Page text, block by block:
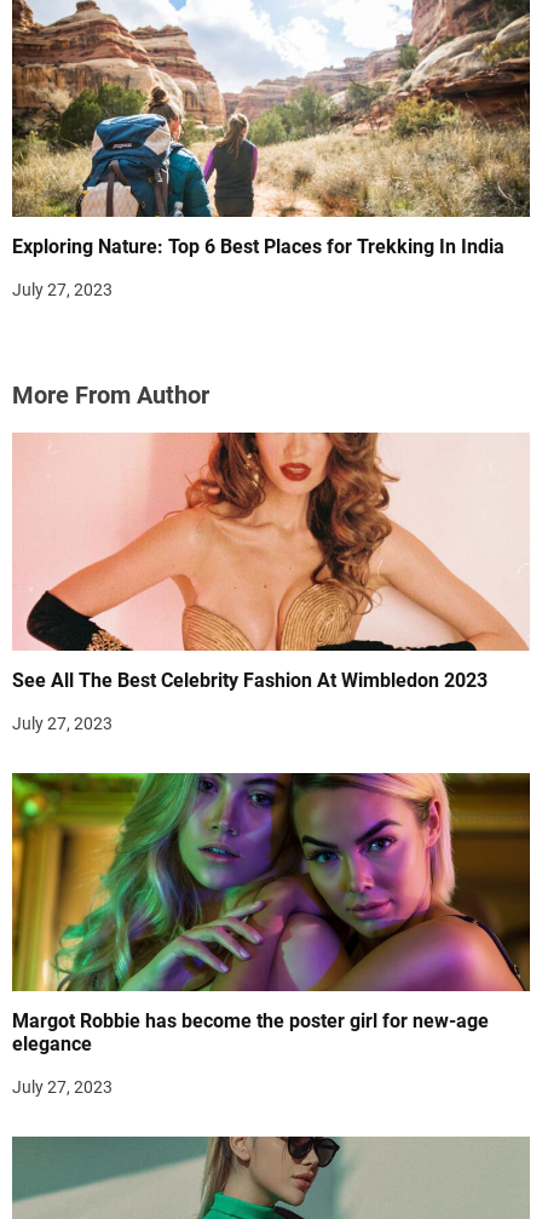
Exploring Nature: Top 6 Best Places for Trekking In India
July 27, 2023
More From Author
See All The Best Celebrity Fashion At Wimbledon 2023
July 27, 2023
Margot Robbie has become the poster girl for new-age
elegance
July 27, 2023